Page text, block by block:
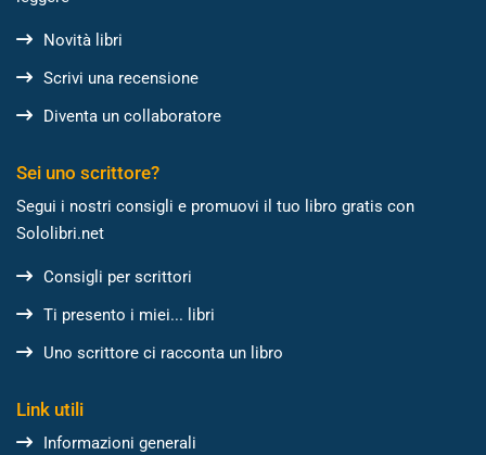
Novità libri
Scrivi una recensione
Diventa un collaboratore
Sei uno scrittore?
Segui i nostri consigli e promuovi il tuo libro gratis con
Sololibri.net
Consigli per scrittori
Ti presento i miei... libri
Uno scrittore ci racconta un libro
Link utili
Informazioni generali